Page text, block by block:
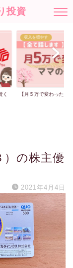
投資
く
収入を増やす
【月５万で変わった】
の株主優
2021年4月4日